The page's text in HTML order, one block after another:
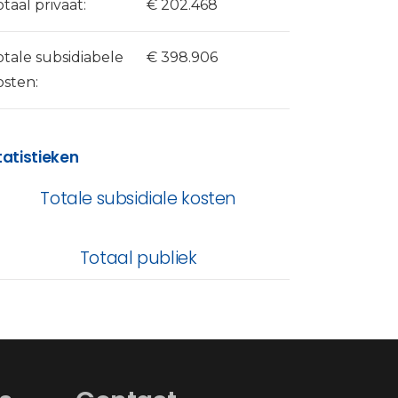
privaat: € 202.468
subsidiabele
€ 398.906
Totale subsidiale kosten
Totaal publiek